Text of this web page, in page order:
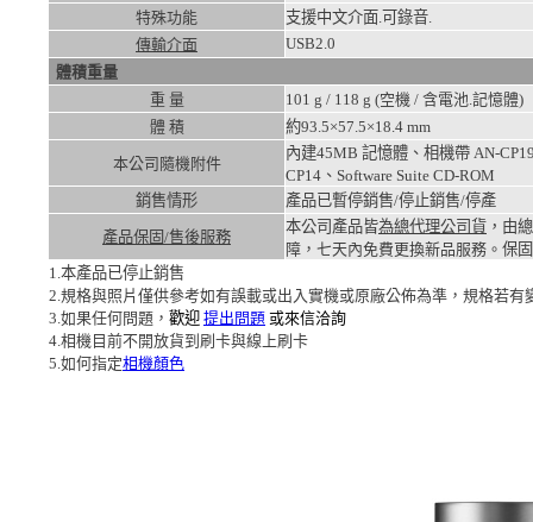
特殊功能
支援中文介面.可錄音.
傳輸介面
USB2.0
體積重量
重 量
101 g / 118 g (空機 / 含電池.記憶體)
體 積
約93.5×57.5×18.4 mm
本公司隨機附件
內建45MB 記憶體、相機帶 AN-
CP14、Software Suite CD-ROM
銷售情形
產品已暫停銷售/停止銷售/停產
產品保固/售後服務
本公司產品皆為總代理公司貨 ，由
障，七天內免費更換新品服務。 保
1.本產品已停止銷售
2.規格與照片僅供參考如有誤載或出入實機或原廠公佈為準，規格若有
3.如果任何問題， 歡迎 提出問題 或來信洽詢
4.相機目前不開放貨到刷卡與線上刷卡
5.如何指定相機顏色